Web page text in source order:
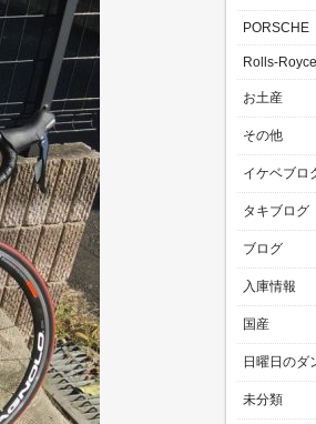
PORSCHE
Rolls-Royce
お土産
その他
イケベブロ
タキブログ
ブログ
入庫情報
国産
日曜日のダ
未分類